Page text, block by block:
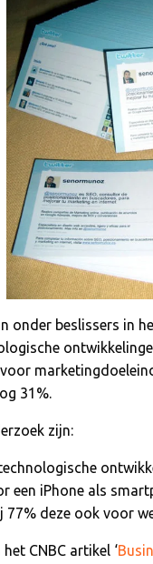
onder beslissers in
31%.
zijn:
een iPhone als
77% deze ook voor
CNBC artikel ‘